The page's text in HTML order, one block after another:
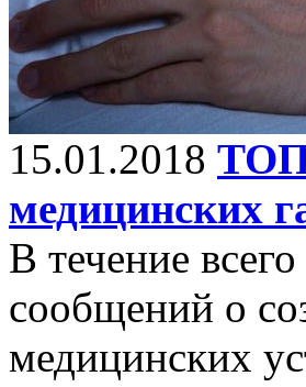
15.01.2018
медицинских
В течение
сообщений о
медицинских